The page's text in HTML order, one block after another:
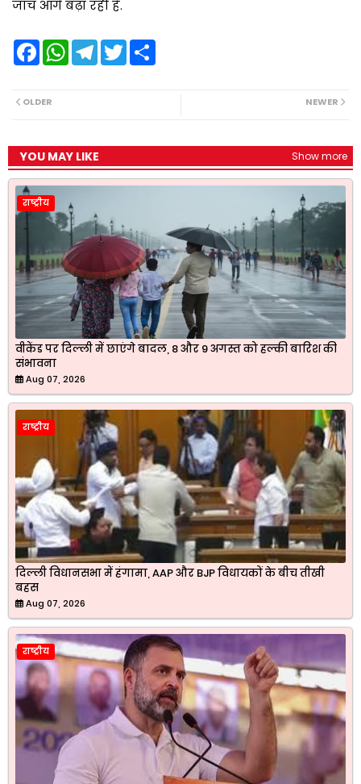
जांच आगे बढ़ा रही है.
F
a
b
o
W
T
e
T
w
NEWER
OLDER
YOU MAY LIKE Show more
राष्ट्रीय
वीकेंड पर दिल्ली में छाएंगे बादल, 8 और 9 अगस्त को हल्की बारिश की
संभावना
Aug 07, 2026
राष्ट्रीय
दिल्ली विधानसभा में हंगामा, AAP और BJP विधायकों के बीच तीखी
बहस
Aug 07, 2026
राष्ट्रीय